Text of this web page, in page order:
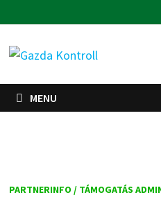
to
content
MENU
PARTNERINFO / TÁMOGATÁS